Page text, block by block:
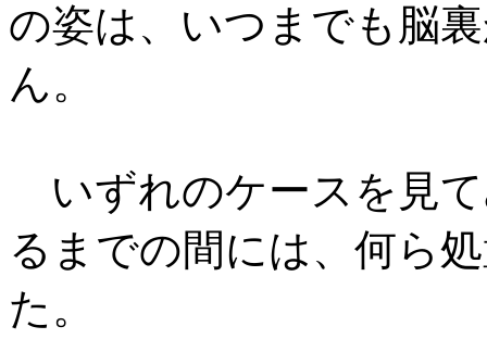
の姿は、いつまでも脳
ん。
いずれのケースを見
るまでの間には、何ら
た。